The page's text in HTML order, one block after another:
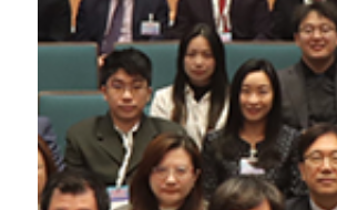
香港特別
參加
全國
最
權威
的
創新
以及
一帶一路國際賽暨發明展
。
香港新一代文
獲夥伴機構
中國銀行
全力支持，
7間
大專院校、超過
40
項目
三項
全國最權威
的創新創業大
一帶
國際
賽暨發明展
。
全國賽
分別